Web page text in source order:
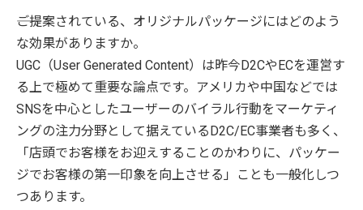
――ご提案されている、オリジナルパッケージにはどのよう
な効果がありますか。
UGC（User Generated Content）は昨今D2CやECを運営す
る上で極めて重要な論点です。アメリカや中国などでは
SNSを中心としたユーザーのバイラル行動をマーケティ
ングの注力分野として据えているD2C/EC事業者も多く、
「店頭でお客様をお迎えすることのかわりに、パッケー
ジでお客様の第一印象を向上させる」ことも一般化しつ
つあります。